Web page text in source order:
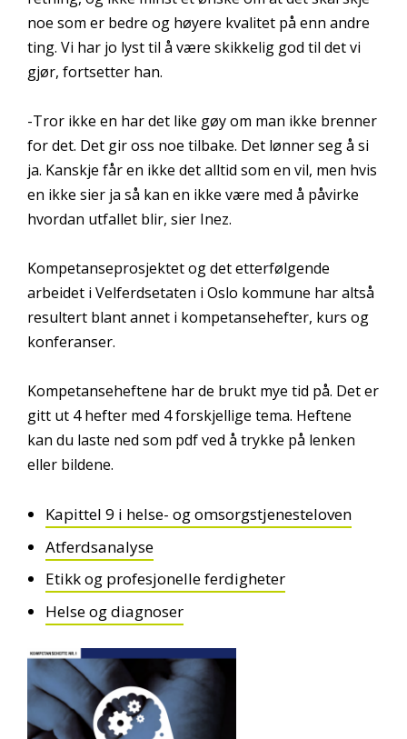
noe som er bedre og høyere kvalitet på enn andre
ting. Vi har jo lyst til å være skikkelig god til det vi
gjør, fortsetter han.
-Tror ikke en har det like gøy om man ikke brenner
for det. Det gir oss noe tilbake. Det lønner seg å si
ja. Kanskje får en ikke det alltid som en vil, men hvis
en ikke sier ja så kan en ikke være med å påvirke
hvordan utfallet blir, sier Inez.
Kompetanseprosjektet og det etterfølgende
arbeidet i Velferdsetaten i Oslo kommune har altså
resultert blant annet i kompetansehefter, kurs og
konferanser.
Kompetanseheftene har de brukt mye tid på. Det er
gitt ut 4 hefter med 4 forskjellige tema. Heftene
kan du laste ned som pdf ved å trykke på lenken
eller bildene.
Kapittel 9 i helse- og omsorgstjenesteloven
Atferdsanalyse
Etikk og profesjonelle ferdigheter
Helse og diagnoser